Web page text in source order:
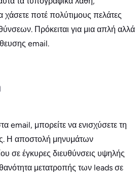
χάσετε ποτέ πολύτιμους πελάτες
Πρόκειται για μια απλή αλλά
email.
email, μπορείτε να ενισχύσετε τη
Η αποστολή μηνυμάτων
σε έγκυρες διευθύνσεις υψηλής
μετατροπής των leads σε